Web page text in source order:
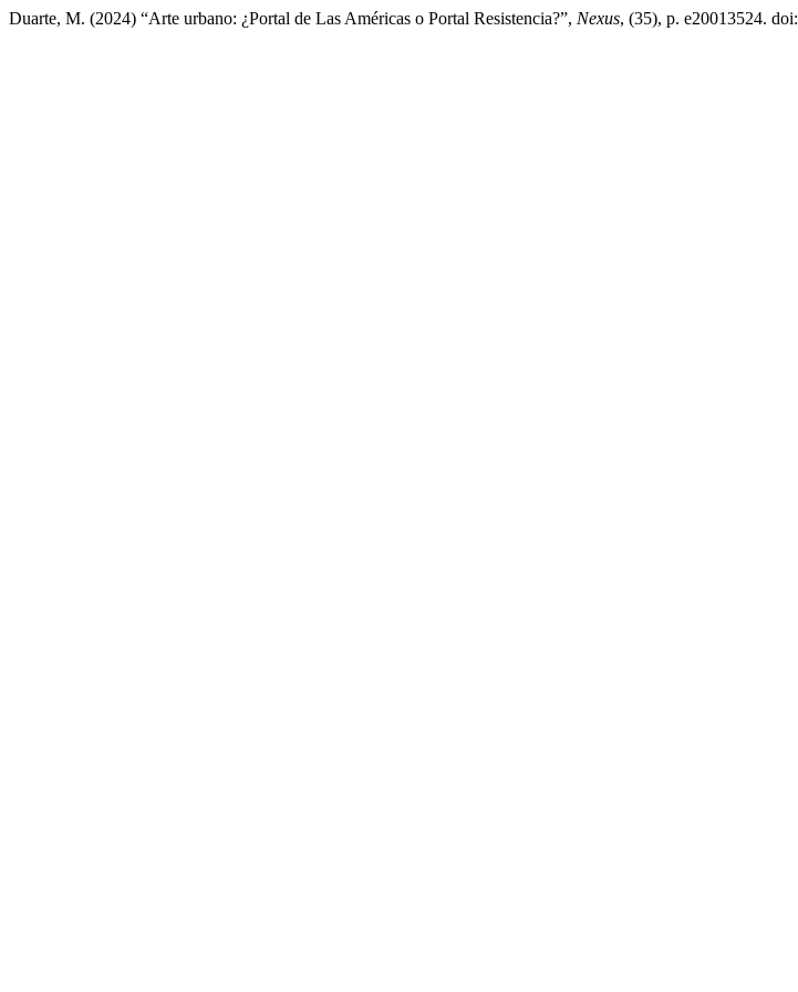
Duarte, M. (2024) “Arte urbano: ¿Portal de Las Américas o Portal Resistencia?”, Nexus, (35), p. e20013524. doi: